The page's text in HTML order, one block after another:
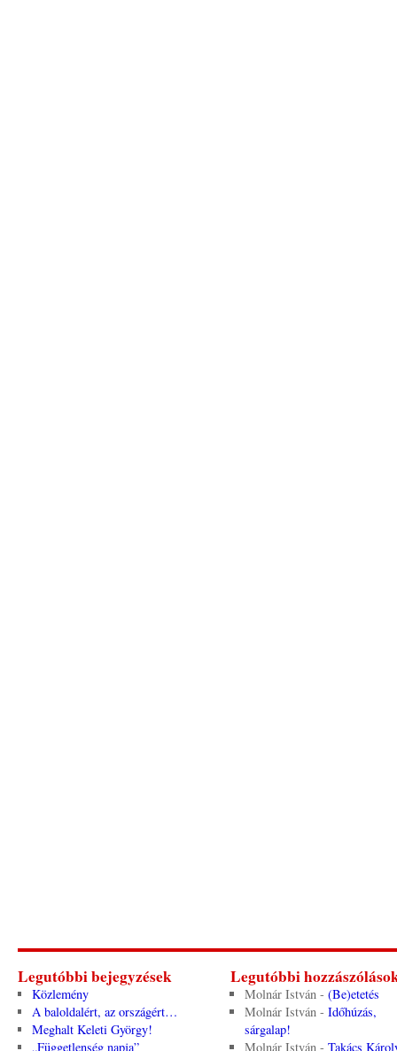
Legutóbbi bejegyzések
Közlemény
A baloldalért, az országért…
Meghalt Keleti György!
„Függetlenség napja”
Legutóbbi
Molnár István- (Be)etetés
Molnár István- Időhúzás,
sárgalap!
Molnár István- Takács